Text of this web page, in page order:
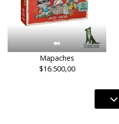
Mapaches
$16.500,00